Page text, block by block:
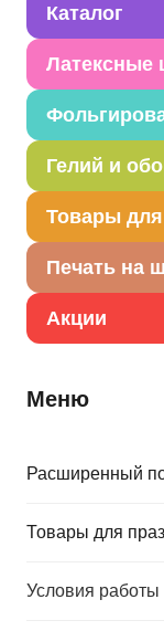
Каталог
Латексные
Гелий и
Товары
Печать на
Акции
Меню
Расширенный
Товары для
Условия работы
элемента
Вес
Описание
Объемная
надува
разместить на
комплект не
(Ш) х 41см (В), в
.Шар может быть
как составная
Товар из
ПД